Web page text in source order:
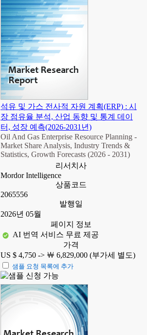
석유 및 가스 전사적 자원 계획(ERP) : 시
장 점유율 분석, 산업 동향 및 통계 데이
터, 성장 예측(2026-2031년)
Oil And Gas Enterprise Resource Planning -
Market Share Analysis, Industry Trends &
Statistics, Growth Forecasts (2026 - 2031)
리서치사
Mordor Intelligence
상품코드
2065556
발행일
2026년 05월
페이지 정보
AI 번역 서비스 무료 제공
가격
US $ 4,750 -> ￦ 6,829,000 (부가세 별도)
샘플 요청 목록에 추가